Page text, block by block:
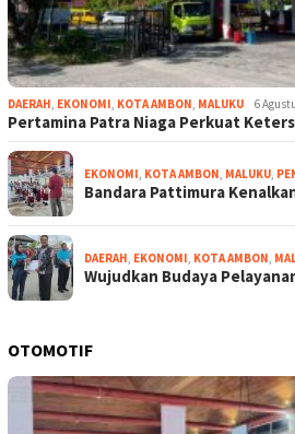
DAERAH EKONOMI KOTA AMBON MALUKU 6
Pertamina Patra Niaga Perkuat
EKONOMI KOTA AMBON MALUKU
Bandara Pattimura
DAERAH EKONOMI KOTA AMBON
Wujudkan Budaya
OTOMOTIF